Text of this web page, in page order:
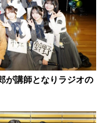
が講師となりラジオの